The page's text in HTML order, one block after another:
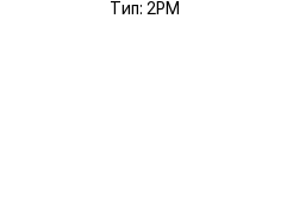
Тип: 2РМ